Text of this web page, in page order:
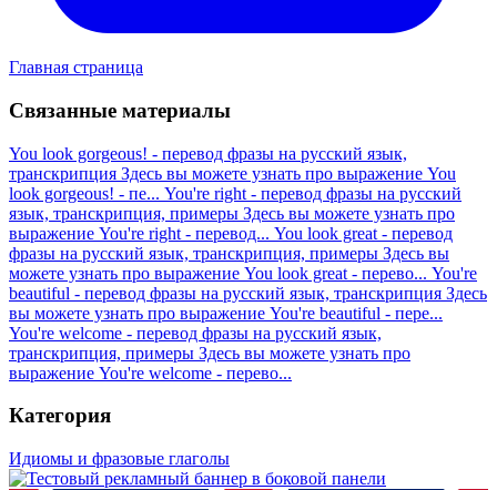
Главная страница
Связанные материалы
You look gorgeous! - перевод фразы на русский язык,
транскрипция Здесь вы можете узнать про выражение You
look gorgeous! - пе... You're right - перевод фразы на русский
язык, транскрипция, примеры Здесь вы можете узнать про
выражение You're right - перевод... You look great - перевод
фразы на русский язык, транскрипция, примеры Здесь вы
можете узнать про выражение You look great - перево... You're
beautiful - перевод фразы на русский язык, транскрипция Здесь
вы можете узнать про выражение You're beautiful - пере...
You're welcome - перевод фразы на русский язык,
транскрипция, примеры Здесь вы можете узнать про
выражение You're welcome - перево...
Категория
Идиомы и фразовые глаголы